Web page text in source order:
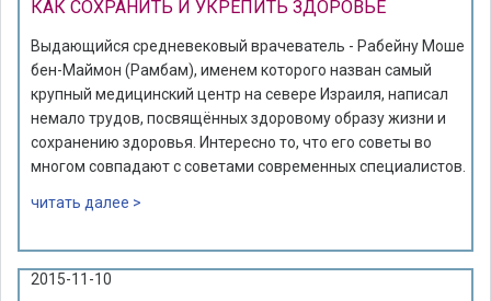
КАК СОХРАНИТЬ И УКРЕПИТЬ ЗДОРОВЬЕ
Выдающийся средневековый врачеватель - Рабейну Моше
бен-Маймон (Рамбам), именем которого назван самый
крупный медицинский центр на севере Израиля, написал
немало трудов, посвящённых здоровому образу жизни и
сохранению здоровья. Интересно то, что его советы во
многом совпадают с советами современных специалистов.
читать далее >
2015-11-10